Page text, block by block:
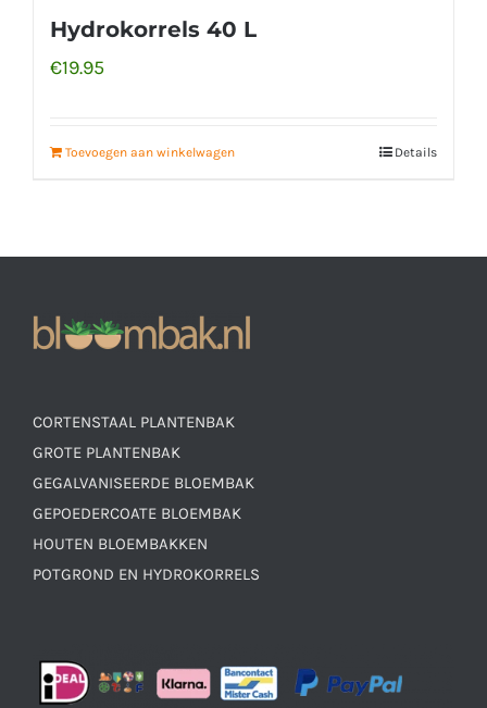
Hydrokorrels 40 L
€19.95
Toevoegen aan winkelwagen Details
CORTENSTAAL PLANTENBAK
GROTE PLANTENBAK
GEGALVANISEERDE BLOEMBAK
GEPOEDERCOATE BLOEMBAK
HOUTEN BLOEMBAKKEN
POTGROND EN HYDROKORRELS